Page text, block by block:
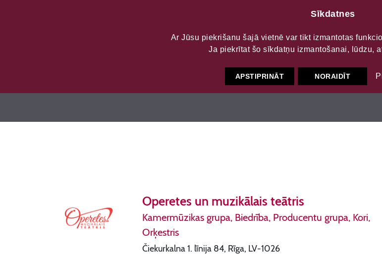
DATU PORTĀLS
Operetes un muzikālais teātris
Kamermūzikas grupa, Biedrība, Producentu grupa, Kori,
Orķestris
Čiekurkalna 1. līnija 84, Rīga, LV-1026
Sīkdatnes
Ar Jūsu piekrišanu šajā vietnē var tikt izmantotas
Ja piekrītat šo sīkdatņu izmantošanai, lūdzu,
APSTIPRINĀT NORAIDĪT